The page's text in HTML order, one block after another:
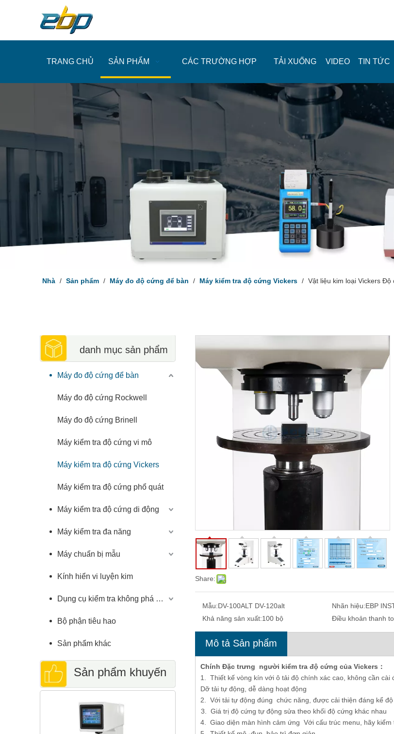
TRANG CHỦ SẢN PHẨM CÁC TRƯỜNG HỢP TẢI XUỐNG VIDEO TIN TỨC
Nhà / Sản phẩm / Máy đo độ cứng để bàn / Máy kiểm tra độ cứng Vickers / Vật liệu kim loại Vickers
danh mục sản phẩm
Máy đo độ cứng để bàn
Máy đo độ cứng Rockwell
Máy đo độ cứng Brinell
Máy kiểm tra độ cứng vi mô
Máy kiểm tra độ cứng Vickers
Máy kiểm tra độ cứng phổ quát
Máy kiểm tra độ cứng di động
Máy kiểm tra đa năng
Máy chuẩn bị mẫu
Kính hiển vi luyện kim
Dụng cụ kiểm tra không phá hủy
Bộ phận tiêu hao
Sản phẩm khác
Sản phẩm khuyến
cáo
Màn hình quay số Rockwell & Máy kiểm
tra độ cứng Rockwell bề ngoài RSR-45 /
150E
Máy kiểm tra độ cứng
thụt lề với Vickers và
DVK-1AT
Share:
Mẫu:DV-100ALT DV-120alt Nhãn hiệu:EBP
Khả năng sản xuất:100 bộ Điều khoản thanh
Mô tả Sản phẩm
Chính Đặc trưng người kiểm tra độ cứng của Vickers ：
1. Thiết kế vòng kín với ô tải độ chính xác cao, không cần
Dỡ tải tự động, dễ dàng hoạt động
2. Với tải tự động đúng chức năng, được cải thiện đáng kể
3. Giá trị độ cứng tự động sửa theo khối độ cứng khác nhau
4. Giao diện màn hình cảm ứng Với cấu trúc menu, hãy kiểm